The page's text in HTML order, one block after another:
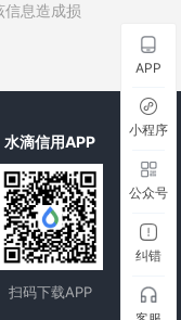
息造成损
水滴信用APP
扫码下载APP
APP
小程序
公众号
纠错